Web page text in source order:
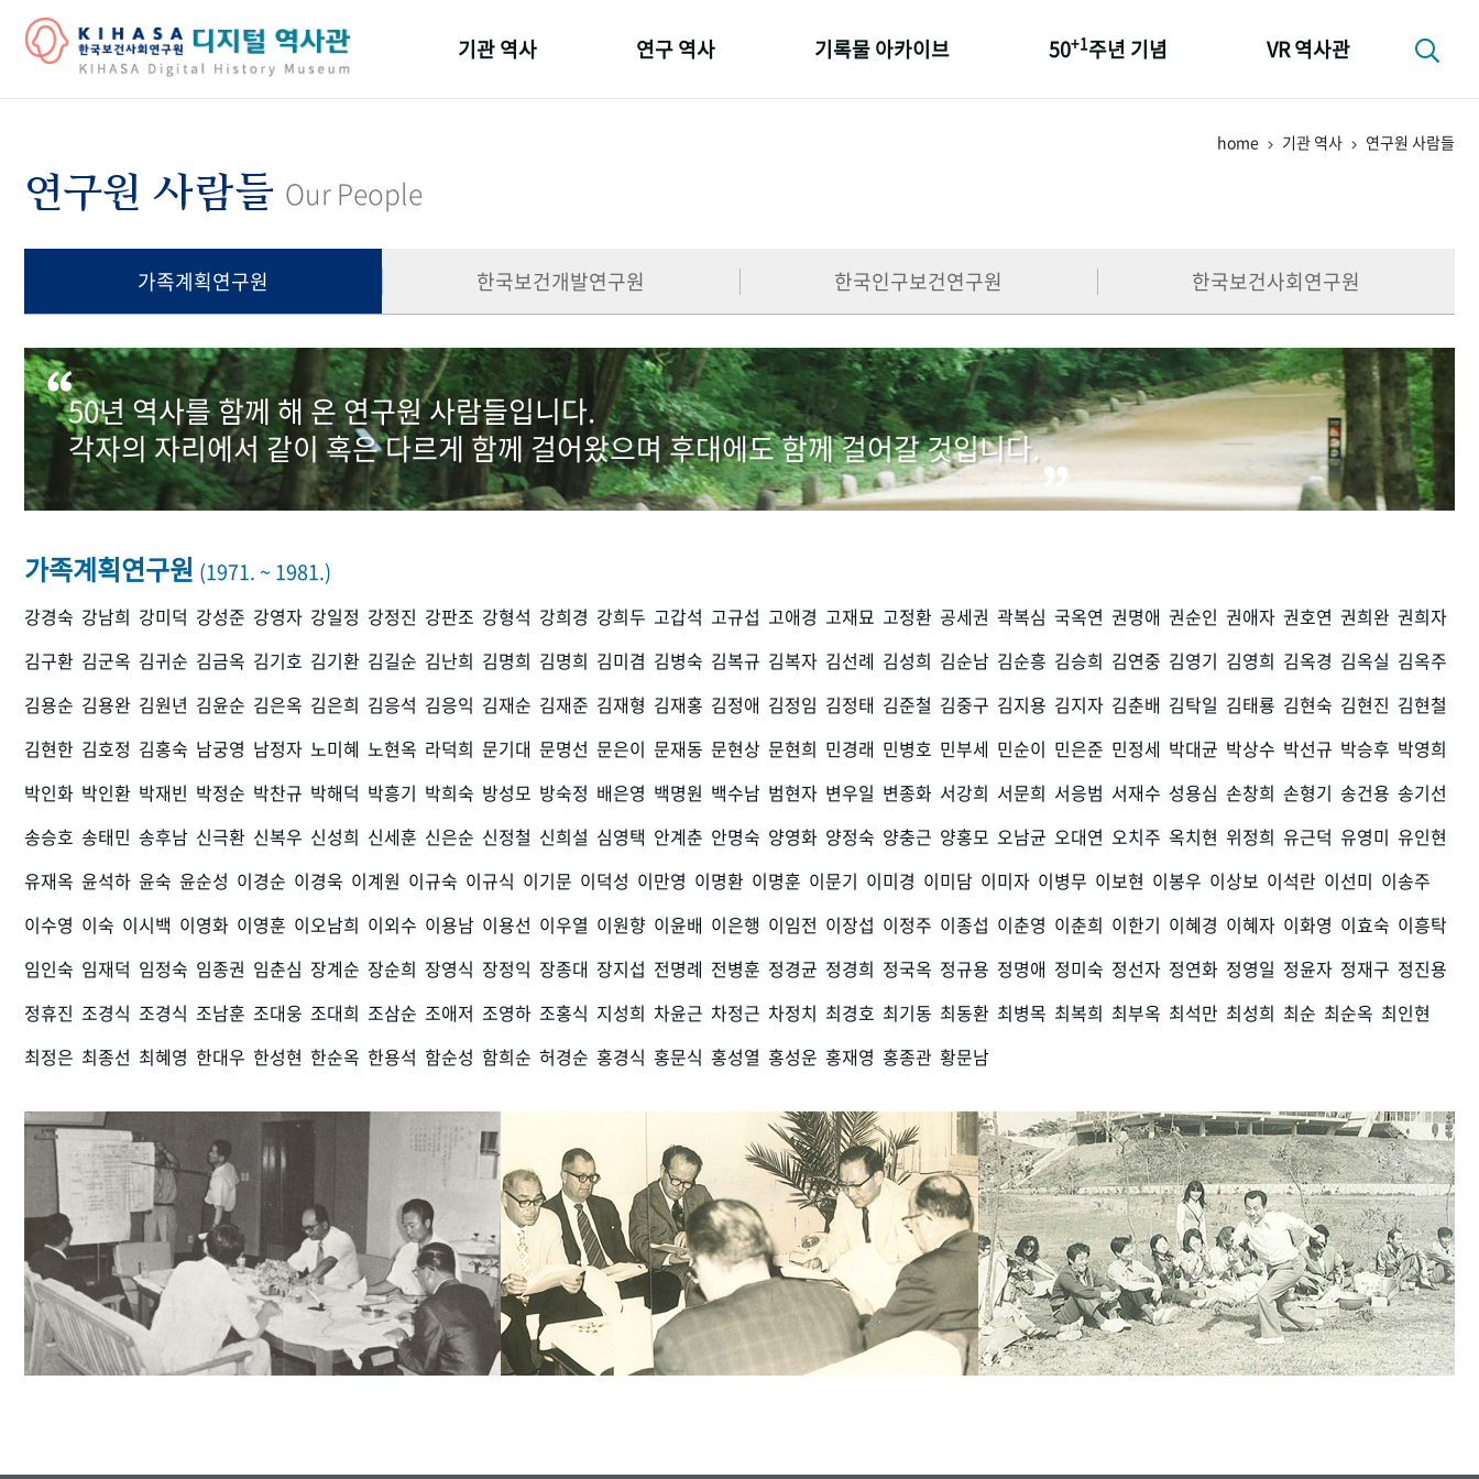
기관 역사 연구 역사 기록물 아카이브 50+1주년 기념
세계와 함께 한 KIHASA
VR 역사관
home 기관 역사 연구원 사람들
연구원 사람들 Our People
가족계획연구원 한국보건개발연구원 한국인구보건연구원 한국보건사회연구원
50년 역사를 함께 해 온 연구원 사람들입니다.
각자의 자리에서 같이 혹은 다르게 함께 걸어왔으며 후대에도 함께 걸어갈 것입니다.
가족계획연구원 (1971. ~ 1981.)
강경숙 강남희 강미덕 강성준 강영자 강일정 강정진 강판조 강형석 강희경 강희두 고갑석 고규섭 고애경 고재묘 고정환 공세권 곽복심 국옥연 권명애 권순인 권애자 권호연 권희완 권희자
김구환 김군옥 김귀순 김금옥 김기호 김기환 김길순 김난희 김명희 김명희 김미겸 김병숙 김복규 김복자 김선례 김성희 김순남 김순흥 김승희 김연중 김영기 김영희 김옥경 김옥실 김옥주
김용순 김용완 김원년 김윤순 김은옥 김은희 김응석 김응익 김재순 김재준 김재형 김재홍 김정애 김정임 김정태 김준철 김중구 김지용 김지자 김춘배 김탁일 김태룡 김현숙 김현진 김현철
김현한 김호정 김홍숙 남궁영 남정자 노미혜 노현옥 라덕희 문기대 문명선 문은이 문재동 문현상 문현희 민경래 민병호 민부세 민순이 민은준 민정세 박대균 박상수 박선규 박승후 박영희
박인화 박인환 박재빈 박정순 박찬규 박해덕 박흥기 박희숙 방성모 방숙정 배은영 백명원 백수남 범현자 변우일 변종화 서강희 서문희 서응범 서재수 성용심 손창희 손형기 송건용 송기선
송승호 송태민 송후남 신극환 신복우 신성희 신세훈 신은순 신정철 신희설 심영택 안계춘 안명숙 양영화 양정숙 양충근 양홍모 오남균 오대연 오치주 옥치현 위정희 유근덕 유영미 유인현
유재옥 윤석하 윤숙 윤순성 이경순 이경욱 이계원 이규숙 이규식 이기문 이덕성 이만영 이명환 이명훈 이문기 이미경 이미담 이미자 이병무 이보현 이봉우 이상보 이석란 이선미 이송주
이수영 이숙 이시백 이영화 이영훈 이오남희 이외수 이용남 이용선 이우열 이원향 이윤배 이은행 이임전 이장섭 이정주 이종섭 이춘영 이춘희 이한기 이혜경 이혜자 이화영 이효숙 이흥탁
임인숙 임재덕 임정숙 임종권 임춘심 장계순 장순희 장영식 장정익 장종대 장지섭 전명례 전병훈 정경균 정경희 정국옥 정규용 정명애 정미숙 정선자 정연화 정영일 정윤자 정재구 정진용
정휴진 조경식 조경식 조남훈 조대웅 조대희 조삼순 조애저 조영하 조홍식 지성희 차윤근 차정근 차정치 최경호 최기동 최동환 최병목 최복희 최부옥 최석만 최성희 최순 최순옥 최인현
최정은 최종선 최혜영 한대우 한성현 한순옥 한용석 함순성 함희순 허경순 홍경식 홍문식 홍성열 홍성운 홍재영 홍종관 황문남